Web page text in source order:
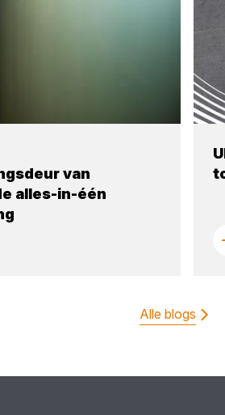
van
alles-in-één
Alle blogs